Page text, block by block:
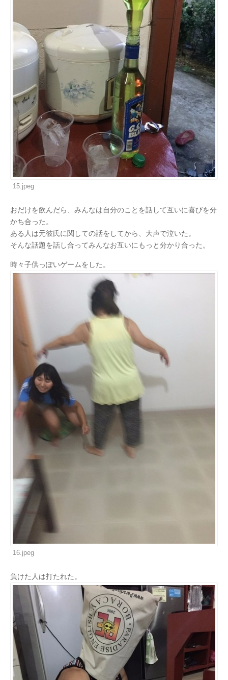
15.jpeg
おだけを飲んだら、みんなは自分のことを話して互いに喜びを分
かち合った。
ある人は元彼氏に関しての話をしてから、大声で泣いた。
そんな話題を話し合ってみんなお互いにもっと分かり合った。
時々子供っぽいゲームをした。
16.jpeg
負けた人は打たれた。